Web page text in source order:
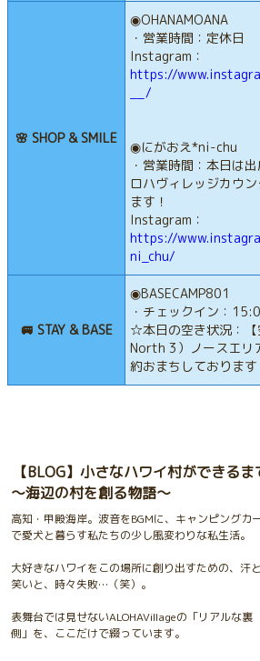
🌸 SHOP & SMILE
◉OHANAMOANA
・営業時間：定休日
Instagram：
https://
__/
◉にがおえ*ni-chu
・営業時間：本日は
ロハヴィレッジカウ
ます！
Instagram：
https://
ni_chu/
🚐 STAY & BASE
◉BASECAMP801
・チェックイン：
☆本日の空き状況：
North 3）ノースエリ
約おまちしております
【BLOG】小さなハワイ村ができるま
〜海辺の村を創る物語〜
高知・甲殿海岸。波音をBGMに、キャンピングカ
で愛犬と暮らす私たちの少し風変わりな私生活。
大好きなハワイをこの場所に創り出すための、汗と
笑いと、時々失敗…（笑）。
表舞台では見せないALOHAVillageの「リアルな裏
側」を、ここだけで綴っています。